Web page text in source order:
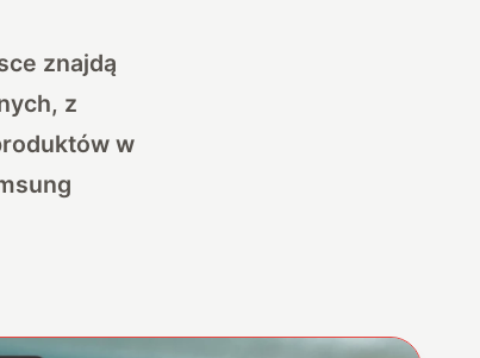
znajdą
z
w